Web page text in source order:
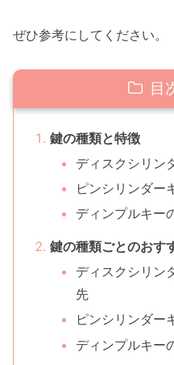
ぜひ参考にしてください。
目
鍵の種類と特徴
ディスクシリン
ピンシリンダー
ディンプルキー
鍵の種類ごとのおす
ディスクシリン
先
ピンシリンダー
ディンプルキー